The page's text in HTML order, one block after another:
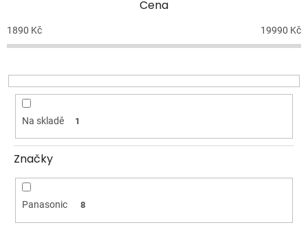
o
d
k
t
Cena
1890 Kč 19990 Kč
Na skladě 1
Značky
Panasonic 8